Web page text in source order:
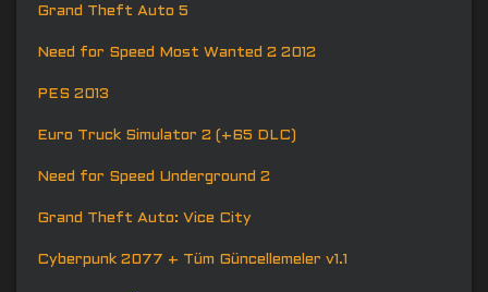
Grand Theft Auto 5
Need for Speed Most Wanted 2 2012
PES 2013
Euro Truck Simulator 2 (+65 DLC)
Need for Speed Underground 2
Grand Theft Auto: Vice City
Cyberpunk 2077 + Tüm Güncellemeler v1.1